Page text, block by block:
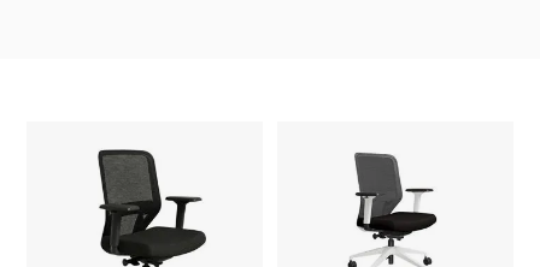
netryglæn,
netryglæn,